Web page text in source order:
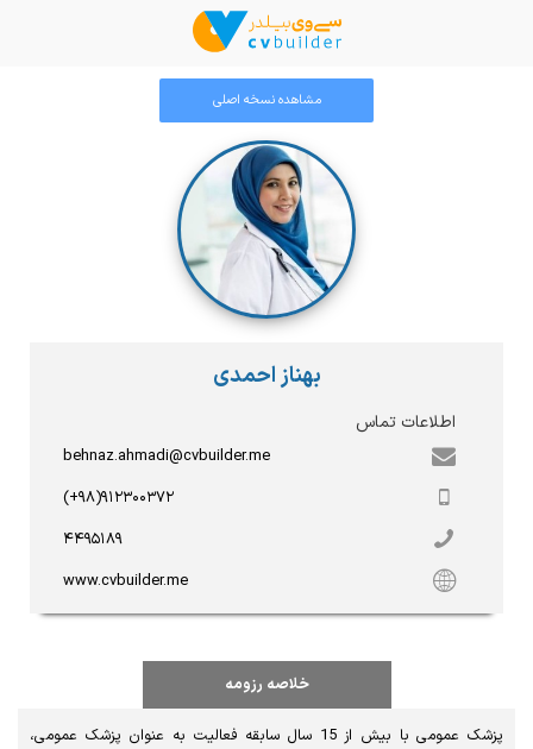
مشاهده نسخه اصلی
بهناز احمدی
اطلاعات تماس
behnaz.ahmadi@cvbuilder.me
(+۹۸)۹۱۲۳۰۰۳۷۲
۴۴۹۵۱۸۹
www.cvbuilder.me
خلاصه رزومه